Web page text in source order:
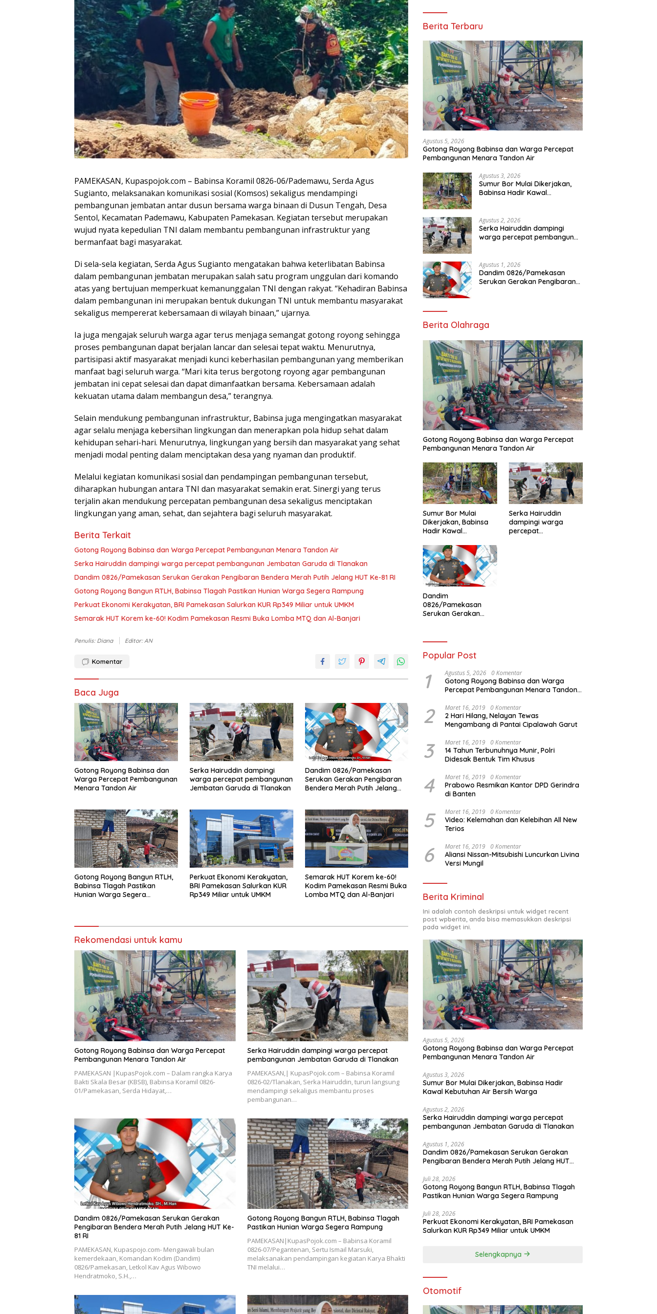
PAMEKASAN, Kupaspojok.com – Babinsa Koramil 0826-06/Pademawu, Serda Agus
Sugianto, melaksanakan komunikasi sosial (Komsos) sekaligus mendampingi
pembangunan jembatan antar dusun bersama warga binaan di Dusun Tengah, Desa
Sentol, Kecamatan Pademawu, Kabupaten Pamekasan. Kegiatan tersebut merupakan
wujud nyata kepedulian TNI dalam membantu pembangunan infrastruktur yang
bermanfaat bagi masyarakat.
Di sela-sela kegiatan, Serda Agus Sugianto mengatakan bahwa keterlibatan Babinsa
dalam pembangunan jembatan merupakan salah satu program unggulan dari komando
atas yang bertujuan memperkuat kemanunggalan TNI dengan rakyat. “Kehadiran Babinsa
dalam pembangunan ini merupakan bentuk dukungan TNI untuk membantu masyarakat
sekaligus mempererat kebersamaan di wilayah binaan,” ujarnya.
Ia juga mengajak seluruh warga agar terus menjaga semangat gotong royong sehingga
proses pembangunan dapat berjalan lancar dan selesai tepat waktu. Menurutnya,
partisipasi aktif masyarakat menjadi kunci keberhasilan pembangunan yang memberikan
manfaat bagi seluruh warga. “Mari kita terus bergotong royong agar pembangunan
jembatan ini cepat selesai dan dapat dimanfaatkan bersama. Kebersamaan adalah
kekuatan utama dalam membangun desa,” terangnya.
Selain mendukung pembangunan infrastruktur, Babinsa juga mengingatkan masyarakat
agar selalu menjaga kebersihan lingkungan dan menerapkan pola hidup sehat dalam
kehidupan sehari-hari. Menurutnya, lingkungan yang bersih dan masyarakat yang sehat
menjadi modal penting dalam menciptakan desa yang nyaman dan produktif.
Melalui kegiatan komunikasi sosial dan pendampingan pembangunan tersebut,
diharapkan hubungan antara TNI dan masyarakat semakin erat. Sinergi yang terus
terjalin akan mendukung percepatan pembangunan desa sekaligus menciptakan
lingkungan yang aman, sehat, dan sejahtera bagi seluruh masyarakat.
Berita Terkait
Gotong Royong Babinsa dan Warga Percepat Pembangunan Menara Tandon Air
Serka Hairuddin dampingi warga percepat pembangunan Jembatan Garuda di Tlanakan
Dandim 0826/Pamekasan Serukan Gerakan Pengibaran Bendera Merah Putih Jelang HUT Ke-81 RI
Gotong Royong Bangun RTLH, Babinsa Tlagah Pastikan Hunian Warga Segera Rampung
Perkuat Ekonomi Kerakyatan, BRI Pamekasan Salurkan KUR Rp349 Miliar untuk UMKM
Semarak HUT Korem ke-60! Kodim Pamekasan Resmi Buka Lomba MTQ dan Al-Banjari
Penulis: Diana Editor: AN
Komentar
Baca Juga
Gotong Royong Babinsa dan
Warga Percepat Pembangunan
Menara Tandon Air
Serka Hairuddin dampingi
warga percepat pembangunan
Jembatan Garuda di Tlanakan
Dandim 0826/Pamekasan
Serukan Gerakan Pengibaran
Bendera Merah Putih Jelang
Gotong Royong Bangun RTLH,
Babinsa Tlagah Pastikan
Hunian Warga Segera
Perkuat Ekonomi Kerakyatan,
BRI Pamekasan Salurkan KUR
Rp349 Miliar untuk UMKM
Semarak HUT Korem ke-60!
Kodim Pamekasan Resmi Buka
Lomba MTQ dan Al-Banjari
Rekomendasi untuk kamu
Gotong Royong Babinsa dan Warga Percepat
Pembangunan Menara Tandon Air
PAMEKASAN |KupasPojok.com – Dalam rangka Karya
Bakti Skala Besar (KBSB), Babinsa Koramil 0826-
01/Pamekasan, Serda Hidayat,…
Serka Hairuddin dampingi warga percepat
pembangunan Jembatan Garuda di Tlanakan
PAMEKASAN,| KupasPojok.com – Babinsa Koramil
0826-02/Tlanakan, Serka Hairuddin, turun langsung
mendampingi sekaligus membantu proses
pembangunan…
Dandim 0826/Pamekasan Serukan Gerakan
Pengibaran Bendera Merah Putih Jelang HUT Ke-
81 RI
PAMEKASAN, Kupaspojo.com- Mengawali bulan
kemerdekaan, Komandan Kodim (Dandim)
0826/Pamekasan, Letkol Kav Agus Wibowo
Hendratmoko, S.H.,…
Gotong Royong Bangun RTLH, Babinsa Tlagah
Pastikan Hunian Warga Segera Rampung
PAMEKASAN|KupasPojok.com – Babinsa Koramil
0826-07/Pegantenan, Sertu Ismail Marsuki,
melaksanakan pendampingan kegiatan Karya Bhakti
TNI melalui…
Berita Terbaru
Agustus 5, 2026
Gotong Royong Babinsa dan Warga Percepat
Pembangunan Menara Tandon Air
Agustus 3, 2026
Sumur Bor Mulai Dikerjakan,
Babinsa Hadir Kawal
Agustus 2, 2026
Serka Hairuddin dampingi
warga percepat pembangunan
Agustus 1, 2026
Dandim 0826/Pamekasan
Serukan Gerakan Pengibaran
Berita Olahraga
Gotong Royong Babinsa dan Warga Percepat
Pembangunan Menara Tandon Air
Sumur Bor Mulai
Dikerjakan, Babinsa
Hadir Kawal
Warga
Serka Hairuddin
dampingi warga
percepat
Dandim
0826/Pamekasan
Serukan Gerakan
HUT Ke-81 RI
Popular Post
1 Agustus 5, 2026 0 Komentar
Gotong Royong Babinsa dan Warga
Percepat Pembangunan Menara Tandon
2 Maret 16, 2019 0 Komentar
2 Hari Hilang, Nelayan Tewas
Mengambang di Pantai Cipalawah Garut
3 Maret 16, 2019 0 Komentar
14 Tahun Terbunuhnya Munir, Polri
Didesak Bentuk Tim Khusus
4 Maret 16, 2019 0 Komentar
Prabowo Resmikan Kantor DPD Gerindra
di Banten
5 Maret 16, 2019 0 Komentar
Video: Kelemahan dan Kelebihan All New
Terios
6 Maret 16, 2019 0 Komentar
Aliansi Nissan-Mitsubishi Luncurkan Livina
Versi Mungil
Berita Kriminal
Ini adalah contoh deskripsi untuk widget recent
post wpberita, anda bisa memasukkan deskripsi
pada widget ini.
Agustus 5, 2026
Gotong Royong Babinsa dan Warga Percepat
Pembangunan Menara Tandon Air
Agustus 3, 2026
Sumur Bor Mulai Dikerjakan, Babinsa Hadir
Kawal Kebutuhan Air Bersih Warga
Agustus 2, 2026
Serka Hairuddin dampingi warga percepat
pembangunan Jembatan Garuda di Tlanakan
Agustus 1, 2026
Dandim 0826/Pamekasan Serukan Gerakan
Pengibaran Bendera Merah Putih Jelang HUT
Juli 28, 2026
Gotong Royong Bangun RTLH, Babinsa Tlagah
Pastikan Hunian Warga Segera Rampung
Juli 28, 2026
Perkuat Ekonomi Kerakyatan, BRI Pamekasan
Salurkan KUR Rp349 Miliar untuk UMKM
Selengkapnya
Otomotif